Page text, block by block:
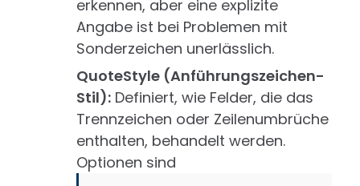
erkennen, aber eine explizite
Angabe ist bei Problemen mit
Sonderzeichen unerlässlich.
QuoteStyle (Anführungszeichen-
Stil): Definiert, wie Felder, die das
Trennzeichen oder Zeilenumbrüche
enthalten, behandelt werden.
Optionen sind